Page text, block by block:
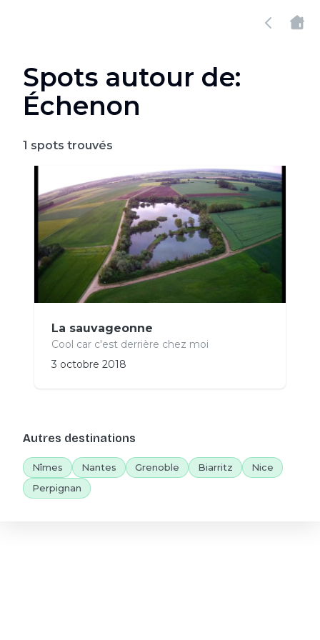
Spots autour de:
Échenon
1 spots trouvés
La sauvageonne
Cool car c'est derrière chez moi
3 octobre 2018
Autres destinations
Nîmes Nantes Grenoble Biarritz
Nice
Perpignan